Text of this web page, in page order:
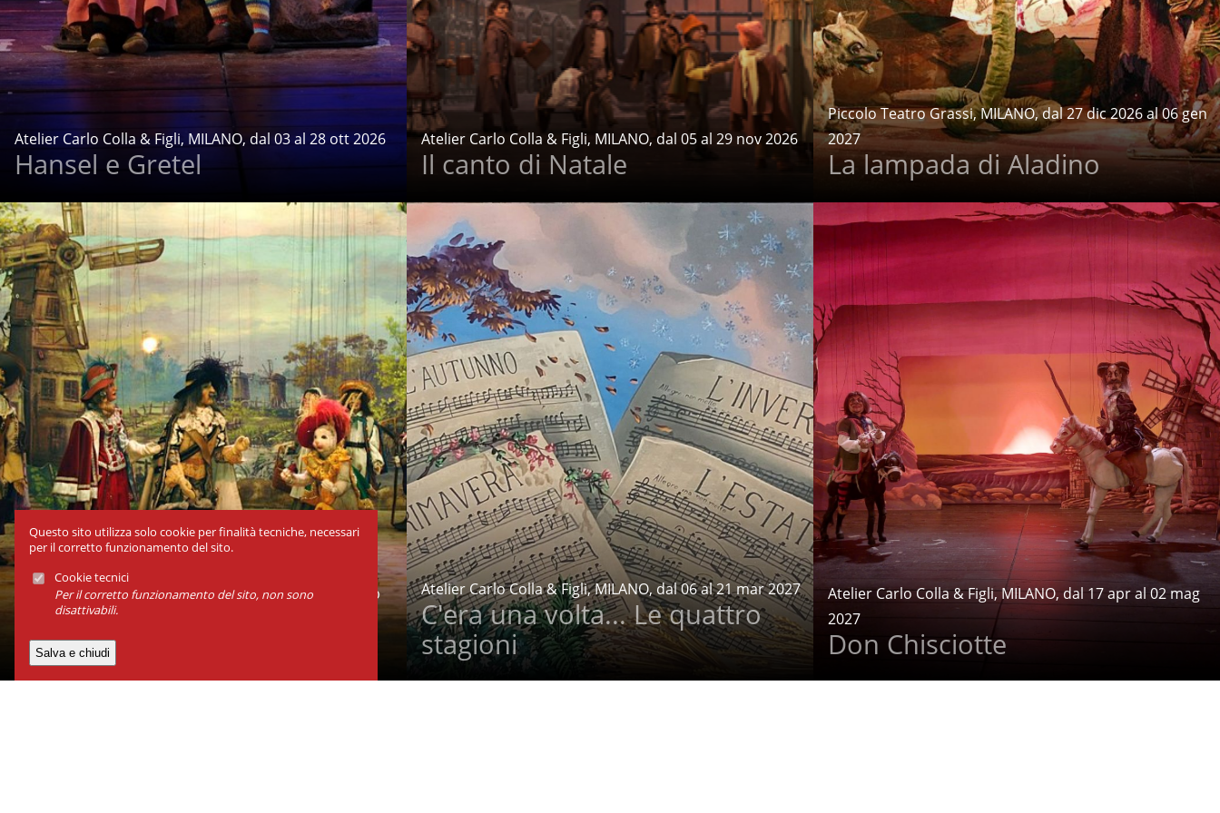
Atelier Carlo Colla & Figli, MILANO, dal 03 al 28 ott 2026
Hansel e Gretel
Atelier Carlo Colla & Figli, MILANO, dal 05 al 29 nov 2026
Il canto di Natale
Piccolo Teatro Grassi, MILANO, dal 27 dic 2026 al 06 gen
2027
La lampada di Aladino
Atelier Carlo Colla & Figli, MILANO, dal 23 gen al 28 feb
Il gatto con gli stivali
Atelier Carlo Colla & Figli, MILANO, dal 06 al 21 mar 2027
C'era una volta... Le quattro
stagioni
Atelier Carlo Colla & Figli, MILANO, dal 17 apr al 02 mag
2027
Don Chisciotte
Questo sito utilizza solo cookie per finalità tecniche, necessari
per il corretto funzionamento del sito.
Cookie tecnici
Per il corretto funzionamento del sito, non sono
disattivabili.